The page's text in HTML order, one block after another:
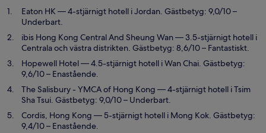
Eaton HK — 4-stjärnigt hotell i Jordan. Gästbetyg: 9,0/10 –
Underbart.
ibis Hong Kong Central And Sheung Wan— 3.5-stjärnigt hotell i
Centrala och västra distrikten. Gästbetyg: 8,6/10 – Fantastiskt.
Hopewell Hotel— 4.5-stjärnigt hotell i Wan Chai. Gästbetyg:
9,6/10 – Enastående.
The Salisbury - YMCA of Hong Kong — 4-stjärnigt hotell i Tsim
Sha Tsui. Gästbetyg: 9,0/10 – Underbart.
Cordis, Hong Kong — 5-stjärnigt hotell i Mong Kok. Gästbetyg:
9,4/10 – Enastående.